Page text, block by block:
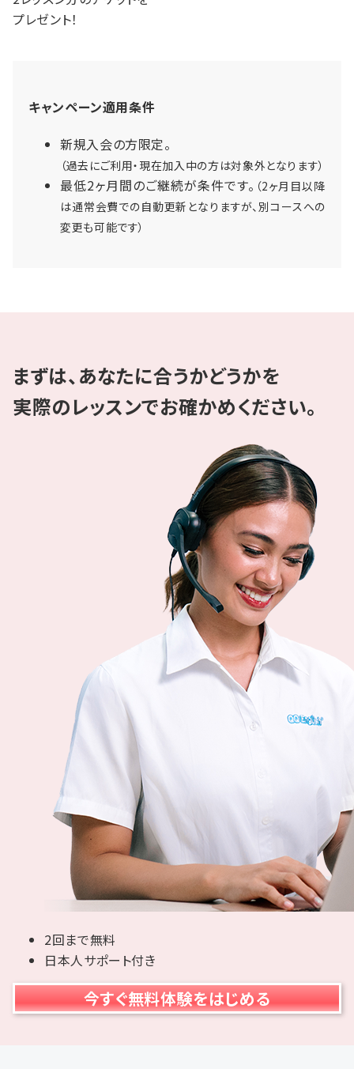
プレゼント！
キャンペーン適用条件
新規入会の方限定。
（過去にご利用・現在加入中の方は対象外となります）
最低2ヶ月間のご継続が条件です。 （2ヶ月目以降
は通常会費での自動更新となりますが、別コースへの
変更も可能です）
まずは、あなたに合うかどうかを
実際のレッスンでお確かめください。
2回まで無料
日本人サポート付き
今すぐ無料体験をはじめる